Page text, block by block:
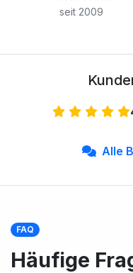
seit 2009
Alle
FAQ
Häufige